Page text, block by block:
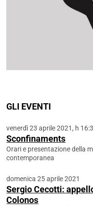
GLI EVENTI
venerdì 23 aprile 2021, h
Sconfinaments
Orari e presentazione della
contemporanea
domenica 25 aprile 2021
Sergio Cecotti:
Colonos